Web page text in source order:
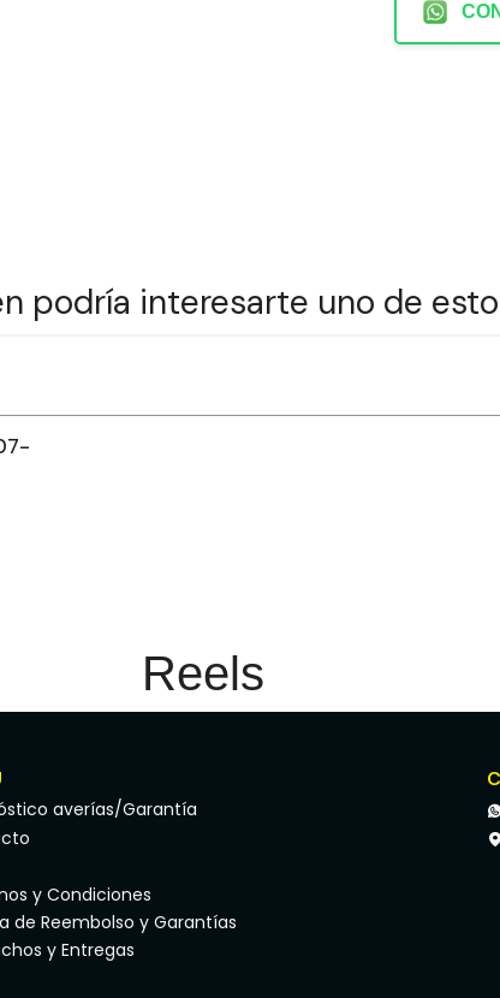
podría interesarte uno de
Reels
averías/Garantía
y Condiciones
de Reembolso y Garantías
y Entregas